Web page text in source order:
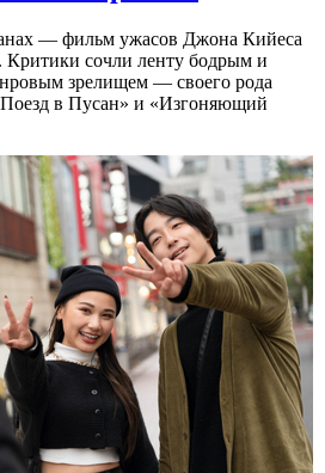
— фильм ужасов Джона Кийеса
Критики сочли ленту бодрым и
зрелищeм — своего рода
в Пусан» и «Изгоняющий